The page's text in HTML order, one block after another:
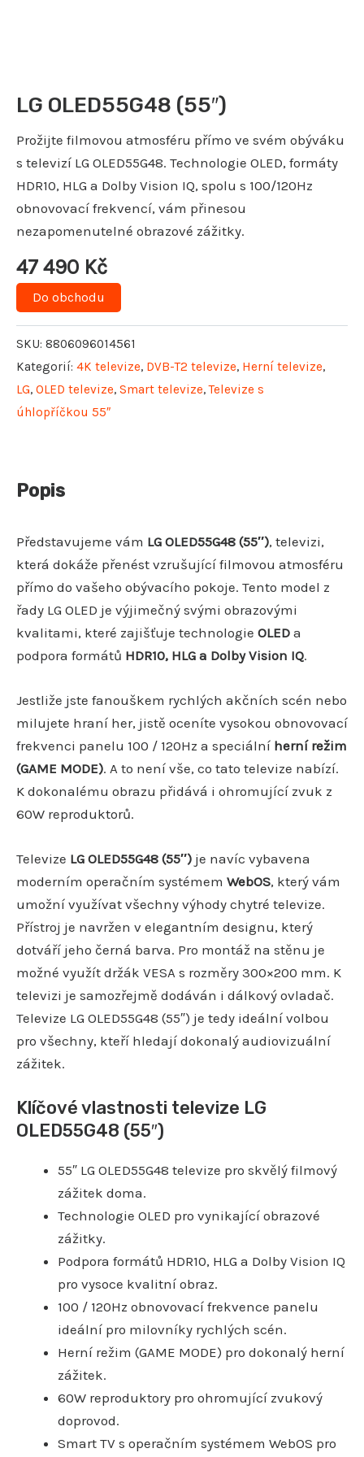
LG OLED55G48 (55″)
Prožijte filmovou atmosféru přímo ve svém obýváku
s televizí LG OLED55G48. Technologie OLED, formáty
HDR10, HLG a Dolby Vision IQ, spolu s 100/120Hz
obnovovací frekvencí, vám přinesou
nezapomenutelné obrazové zážitky.
47 490 Kč
Do obchodu
SKU: 8806096014561
Kategorií: 4K televize, DVB-T2 televize, Herní televize,
LG, OLED televize, Smart televize,Televize s
úhlopříčkou 55″
Popis
Představujeme vám LG OLED55G48 (55″), televizi,
která dokáže přenést vzrušující filmovou atmosféru
přímo do vašeho obývacího pokoje. Tento model z
řady LG OLED je výjimečný svými obrazovými
kvalitami, které zajišťuje technologie OLED a
podpora formátů HDR10, HLG a Dolby Vision IQ.
Jestliže jste fanouškem rychlých akčních scén nebo
milujete hraní her, jistě oceníte vysokou obnovovací
frekvenci panelu 100 / 120Hz a speciální herní režim
(GAME MODE). A to není vše, co tato televize nabízí.
K dokonalému obrazu přidává i ohromující zvuk z
60W reproduktorů.
Televize LG OLED55G48 (55″) je navíc vybavena
moderním operačním systémem WebOS, který vám
umožní využívat všechny výhody chytré televize.
Přístroj je navržen v elegantním designu, který
dotváří jeho černá barva. Pro montáž na stěnu je
možné využít držák VESA s rozměry 300×200 mm. K
televizi je samozřejmě dodáván i dálkový ovladač.
Televize LG OLED55G48 (55″) je tedy ideální volbou
pro všechny, kteří hledají dokonalý audiovizuální
zážitek.
Klíčové vlastnosti televize LG
OLED55G48 (55″)
55″ LG OLED55G48 televize pro skvělý filmový
zážitek doma.
Technologie OLED pro vynikající obrazové
zážitky.
Podpora formátů HDR10, HLG a Dolby Vision IQ
pro vysoce kvalitní obraz.
100 / 120Hz obnovovací frekvence panelu
ideální pro milovníky rychlých scén.
Herní režim (GAME MODE) pro dokonalý herní
zážitek.
60W reproduktory pro ohromující zvukový
doprovod.
Smart TV s operačním systémem WebOS pro